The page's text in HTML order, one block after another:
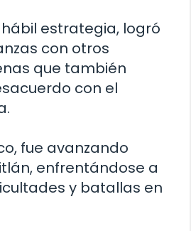
estrategia, logró
con otros
que también
con el
fue avanzando
enfrentándose a
y batallas en